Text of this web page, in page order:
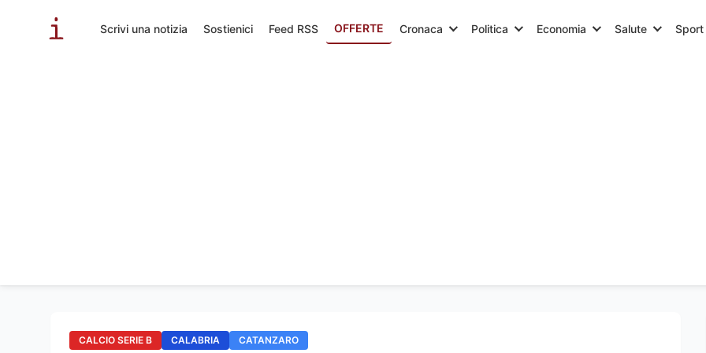
Scrivi una notizia Sostienici Feed RSS OFFERTE Cronaca Politica Economia Salute Sport
CALCIO SERIE B CALABRIA CATANZARO